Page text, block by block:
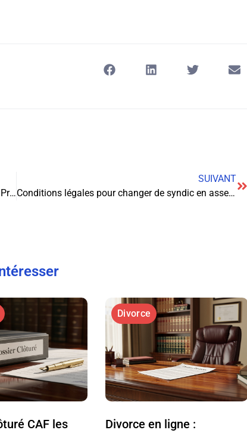
Assurance habitation et dommages électriques : Protégez-vous contre les imprévus
SUIVANT
Conditions légales pour changer de syndic en assemblée générale
CAF les
Divorce
Divorce en ligne :